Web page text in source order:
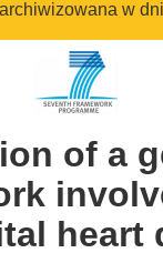
w
of a
heart